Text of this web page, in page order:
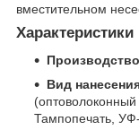
вместительном
Характеристики
Вид
Тампопечать,